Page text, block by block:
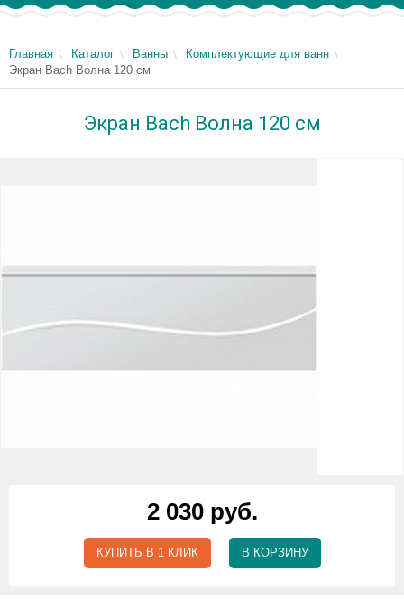
Главная Каталог Ванны
Комплектующие для ванн
Экран Bach Волна 120 см
Экран Bach Волна 120 см
2 030 руб.
КУПИТЬ В 1 КЛИК В КОРЗИНУ